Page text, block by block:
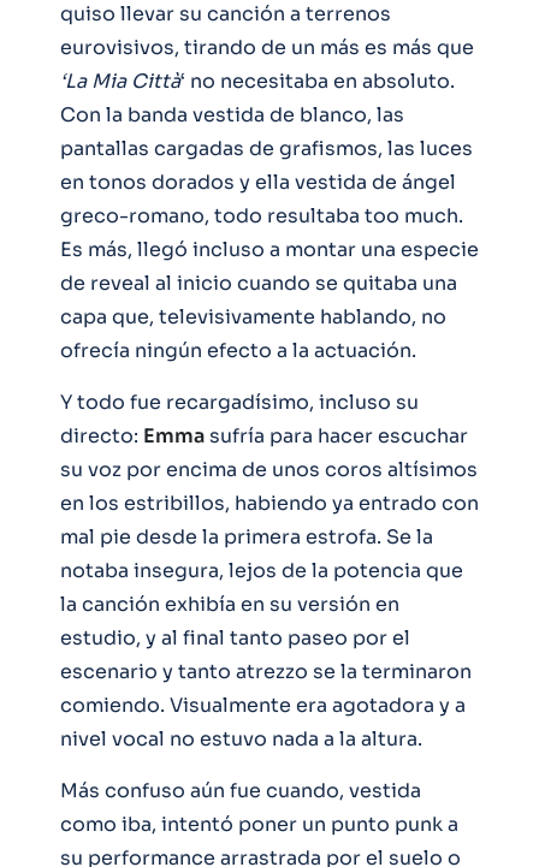
quiso llevar su canción a terrenos
eurovisivos, tirando de un más es más que
‘La Mia Città‘ no necesitaba en absoluto.
Con la banda vestida de blanco, las
pantallas cargadas de grafismos, las luces
en tonos dorados y ella vestida de ángel
greco-romano, todo resultaba too much.
Es más, llegó incluso a montar una especie
de reveal al inicio cuando se quitaba una
capa que, televisivamente hablando, no
ofrecía ningún efecto a la actuación.
Y todo fue recargadísimo, incluso su
directo: Emmasufría para hacer escuchar
su voz por encima de unos coros altísimos
en los estribillos, habiendo ya entrado con
mal pie desde la primera estrofa. Se la
notaba insegura, lejos de la potencia que
la canción exhibía en su versión en
estudio, y al final tanto paseo por el
escenario y tanto atrezzo se la terminaron
comiendo. Visualmente era agotadora y a
nivel vocal no estuvo nada a la altura.
Más confuso aún fue cuando, vestida
como iba, intentó poner un punto punk a
su performance arrastrada por el suelo o